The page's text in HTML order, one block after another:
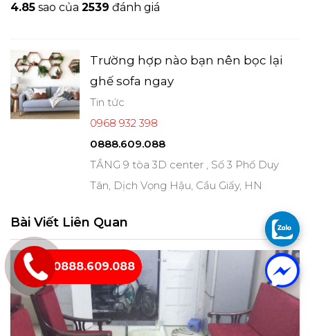
4.85 sao của 2539 đánh giá
Trường hợp nào bạn nên bọc lại
ghế sofa ngay
Tin tức
0968 932 398
0888.609.088
TẦNG 9 tòa 3D center , Số 3 Phố Duy
Tân, Dịch Vọng Hậu, Cầu Giấy, HN
Bài Viết Liên Quan
0888.609.088